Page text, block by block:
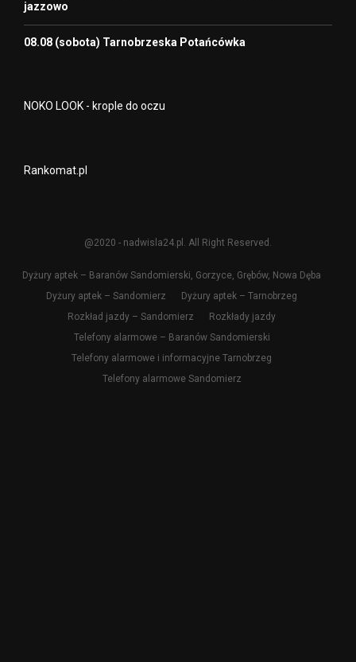
jazzowo
08.08 (sobota) Tarnobrzeska Potańcówka
NOKO LOOK - krople do oczu
Rankomat.pl
@2020 - nadwisla24.pl. All Right Reserved.
Dyżury aptek – Baranów Sandomierski, Gorzyce, Grębów, Nowa Dęba
Dyżury aptek – Sandomierz
Dyżury aptek – Tarnobrzeg
Rozkład jazdy – Sandomierz
Rozkłady jazdy
Telefony alarmowe – Baranów Sandomierski
Telefony alarmowe i informacyjne Tarnobrzeg
Telefony alarmowe Sandomierz